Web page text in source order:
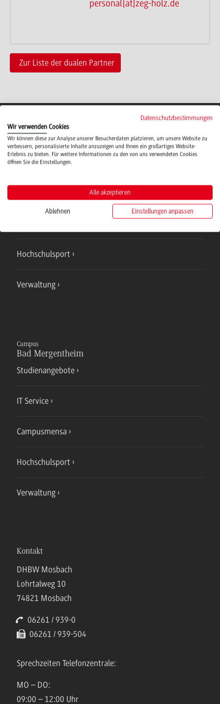
personal[at]zeg-holz.de
Zur Liste der dualen Partner
Campus
Mosbach
Studienangebote
Hochschulsport
Verwaltung
Campus
Bad Mergentheim
Studienangebote
IT Service
Campusmensa
Hochschulsport
Verwaltung
Kontakt
DHBW Mosbach
Lohrtalweg 10
74821 Mosbach
06261 / 939-0
06261 / 939-504
Sprechzeiten Telefonzentrale:
MO – DO:
09:00 – 12:00 Uhr
Datenschutzbestimmungen
Wir verwenden Cookies
Wir können diese zur Analyse unserer Besucherdaten platzieren, um unsere Website zu
verbessern, personalisierte Inhalte anzuzeigen und Ihnen ein großartiges Website-
Erlebnis zu bieten. Für weitere Informationen zu den von uns verwendeten Cookies
öffnen Sie die Einstellungen.
Alle akzeptieren
Ablehnen Einstellungen anpassen